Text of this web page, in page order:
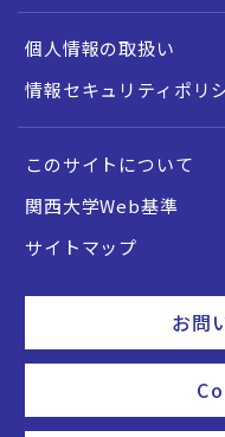
個人情報の取扱い
情報セキュリティポリ
このサイトについて
関西大学Web基準
サイトマップ
お問